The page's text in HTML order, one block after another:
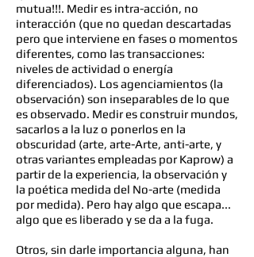
mutua!!!. Medir es intra-acción, no
interacción (que no quedan descartadas
pero que interviene en fases o momentos
diferentes, como las transacciones:
niveles de actividad o energía
diferenciados). Los agenciamientos (la
observación) son inseparables de lo que
es observado. Medir es construir mundos,
sacarlos a la luz o ponerlos en la
obscuridad (arte, arte-Arte, anti-arte, y
otras variantes empleadas por Kaprow) a
partir de la experiencia, la observación y
la poética medida del No-arte (medida
por medida). Pero hay algo que escapa...
algo que es liberado y se da a la fuga.
Otros, sin darle importancia alguna, han